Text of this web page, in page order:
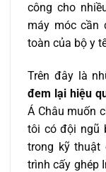
công cho
máy móc cần
toàn của bộ y
Trên đây là
đem lại hiệu
Á Châu muốn
tôi có đội ngũ
trong kỹ thuật
trình cấy ghép